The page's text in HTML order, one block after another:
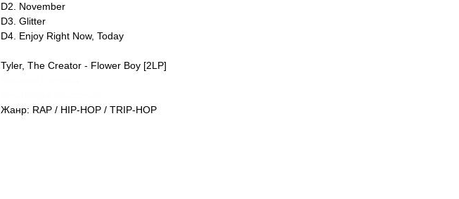
D2. November
D3. Glitter
D4. Enjoy Right Now, Today
Tyler, The Creator - Flower Boy [2LP]
Жанр: RAP / HIP-HOP / TRIP-HOP